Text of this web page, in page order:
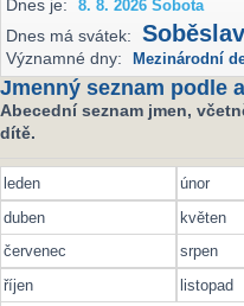
Dnes je:
8. 8. 2026 Sobota
Dnes má svátek: Soběslav
Významné dny: Mezinárodní
Jmenný seznam podle
Abecední seznam jmen,
dítě.
leden únor
duben
květen
červenec
srpen
říjen
listopad